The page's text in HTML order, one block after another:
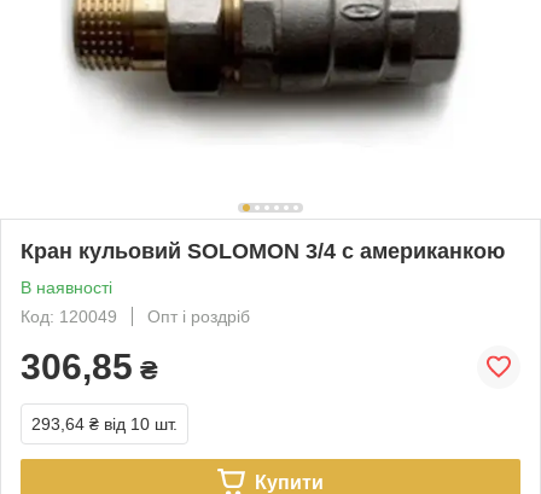
Кран кульовий SOLOMON 3/4 c американкою
В наявності
Код: 120049
Опт і роздріб
306,85 ₴
293,64 ₴ від 10 шт.
Купити